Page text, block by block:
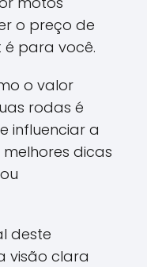
o preço de
é para você.
o valor
rodas é
influenciar a
dicas
deste
visão clara